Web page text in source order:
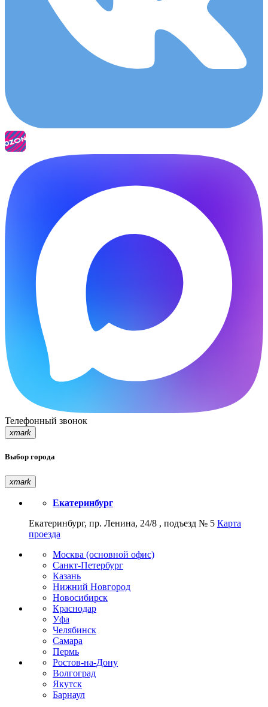
Телефонный звонок
xmark
Выбор города
xmark
Екатеринбург
Екатеринбург, пр. Ленина, 24/8 , подъезд № 5 Карта
проезда
Москва (основной офис)
Санкт-Петербург
Казань
Нижний Новгород
Новосибирск
Краснодар
Уфа
Челябинск
Самара
Пермь
Ростов-на-Дону
Волгоград
Якутск
Барнаул